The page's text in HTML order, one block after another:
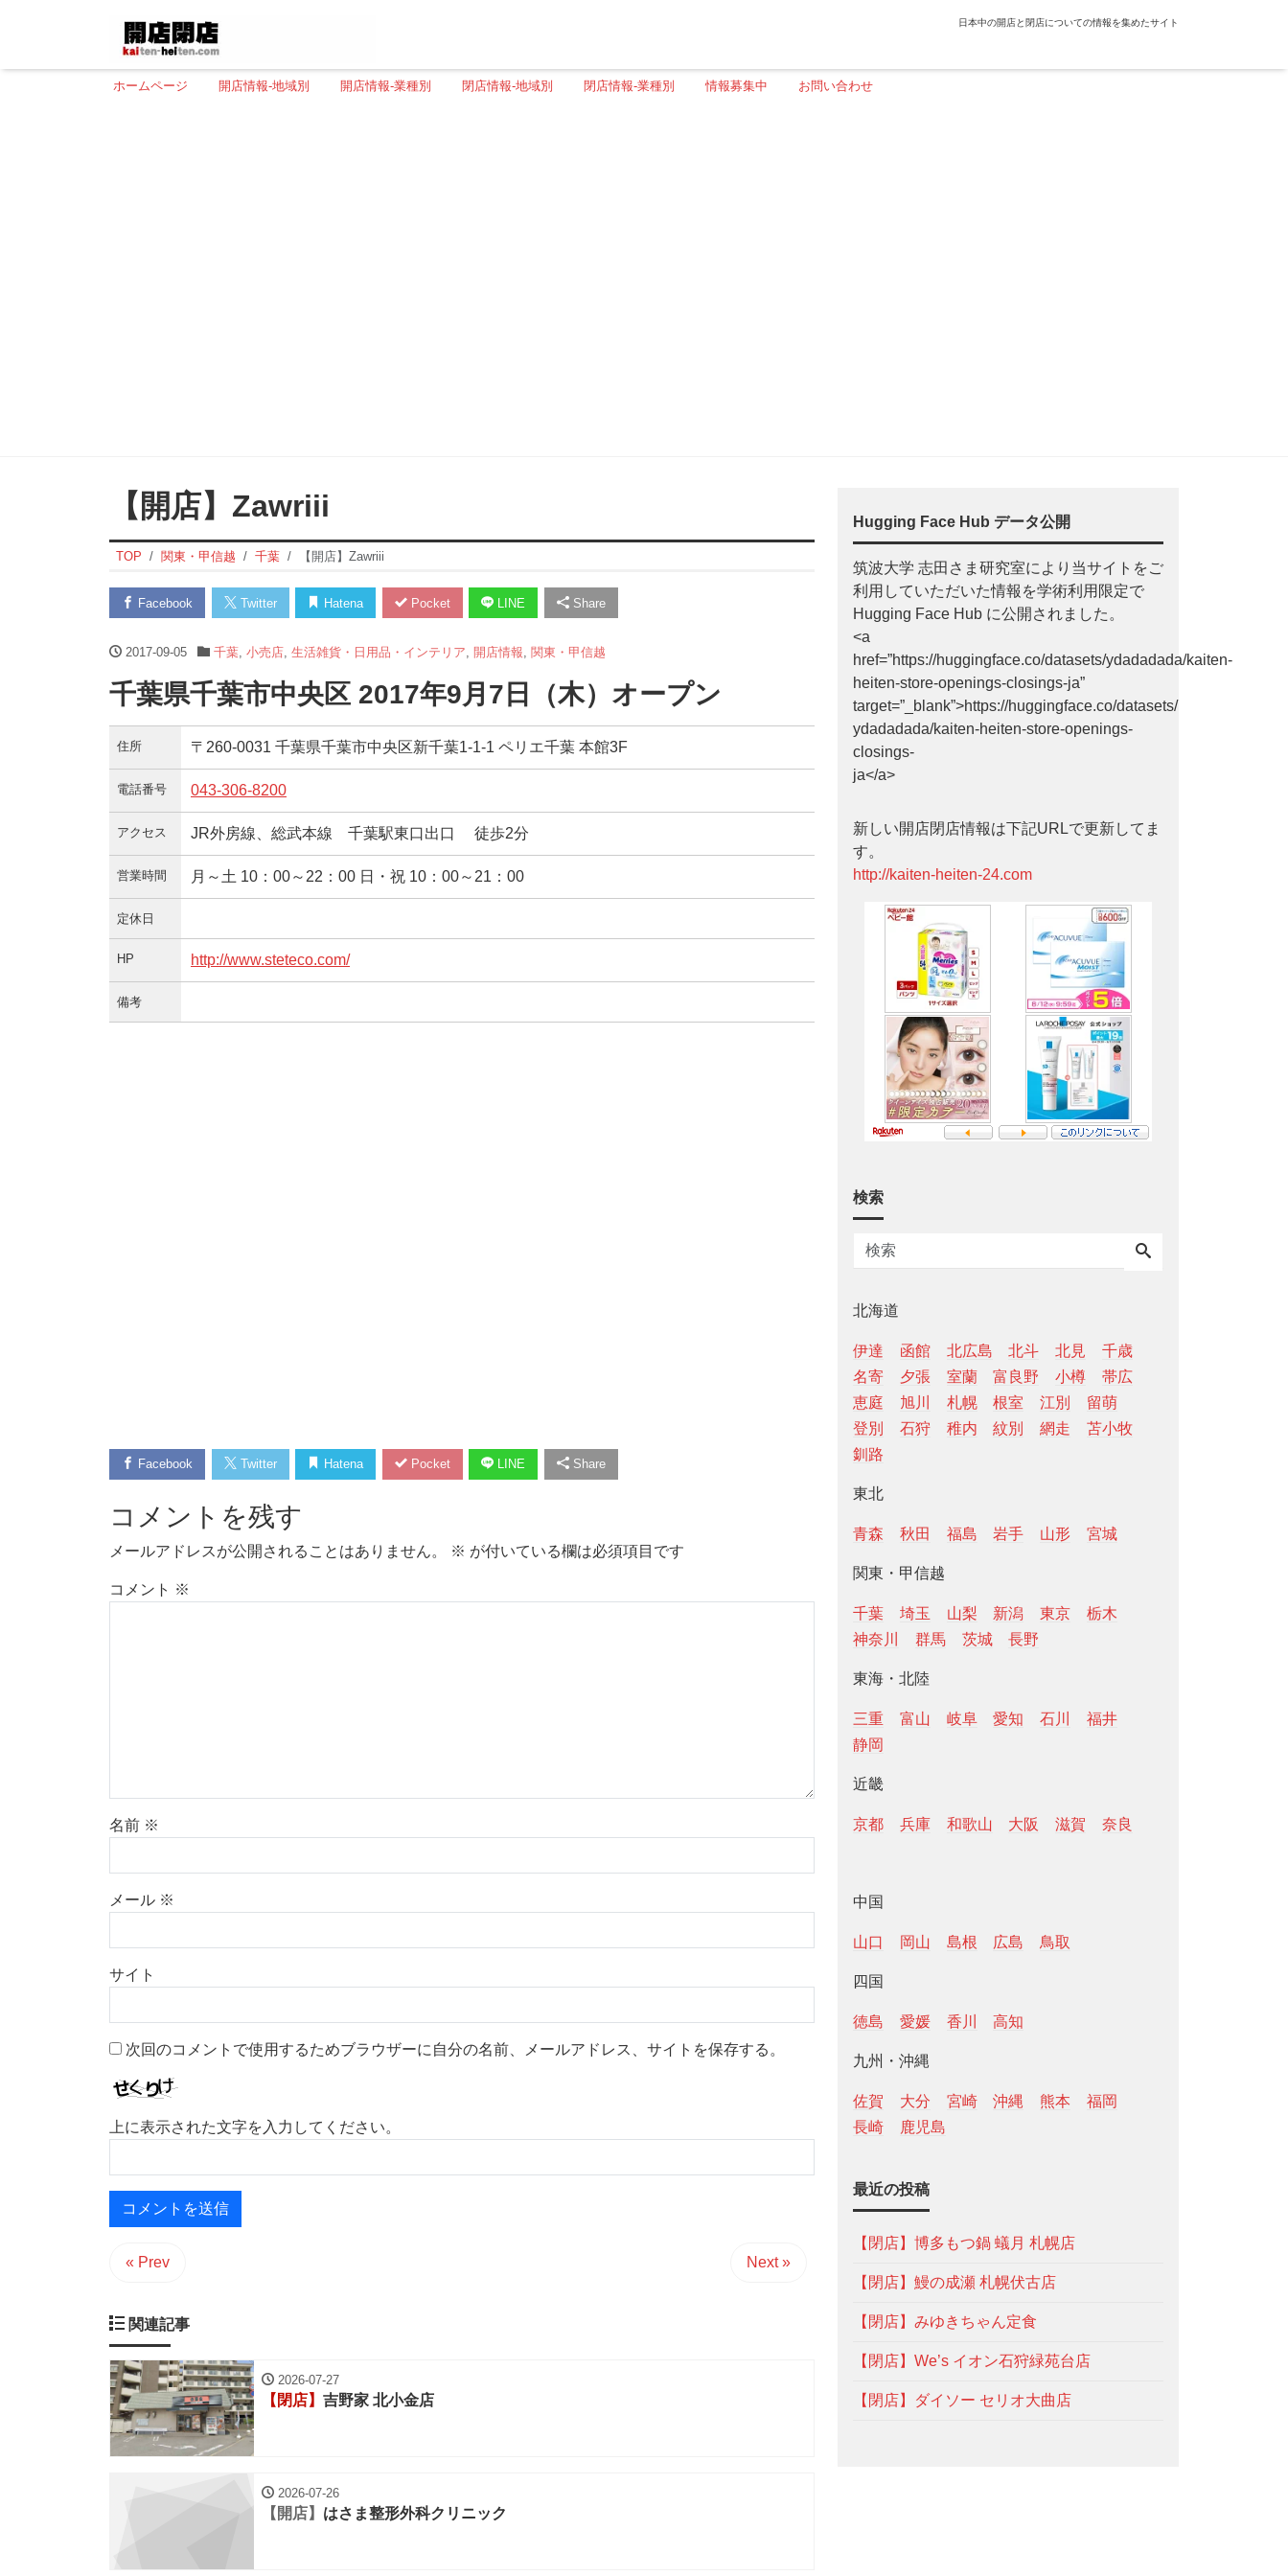
日本中の開店と閉店についての情報を集めたサイト
ホームページ 開店情報-地域別 開店情報-業種別 閉店情報-地域別 閉店情報-業種別 情報募集中 お問い合わせ
【開店】Zawriii
TOP 関東・甲信越 千葉 【開店】Zawriii
Facebook Twitter Hatena Pocket LINE Share
2017-09-05 千葉, 小売店, 生活雑貨・日用品・インテリア 開店情報 関東・甲信越
千葉県千葉市中央区 2017年9月7日（木）オープン
住所 〒260-0031 千葉県千葉市中央区新千葉1-1-1 ペリエ千葉 本館3F
電話番号 043-306-8200
アクセス JR外房線、総武本線 千葉駅東口出口 徒歩2分
営業時間 月～土 10：00～22：00 日・祝 10：00～21：00
定休日
HP http://www.steteco.com/
備考
Facebook Twitter Hatena Pocket LINE Share
コメントを残す
メールアドレスが公開されることはありません。 ※ が付いている欄は必須項目です
コメント ※
名前 ※
メール ※
サイト
次回のコメントで使用するためブラウザーに自分の名前、メールアドレス、サイトを保存する。
上に表示された文字を入力してください。
« Prev Next »
関連記事
2026-07-27
【閉店】 吉野家 北小金店
2026-07-26
【開店】 はさま整形外科クリニック
Hugging Face Hub データ公開
筑波大学 志田さま研究室により当サイトをご
利用していただいた情報を学術利用限定で
Hugging Face Hub に公開されました。
<a
href=”https://huggingface.co/datasets/ydadadada/kaiten-
heiten-store-openings-closings-ja”
target=”_blank”>https://huggingface.co/datasets/
ydadadada/kaiten-heiten-store-openings-
closings-
ja</a>
新しい開店閉店情報は下記URLで更新してま
す。
http://kaiten-heiten-24.com
検索
北海道
伊達 函館 北広島 北斗 北見
千歳
名寄
夕張 室蘭 富良野 小樽
帯広
恵庭
旭川 札幌 根室 江別
留萌
登別
石狩 稚内 紋別 網走
苫小牧
釧路
東北
青森 秋田 福島 岩手 山形 宮城
関東・甲信越
千葉 埼玉 山梨 新潟 東京
栃木
神奈川
群馬 茨城 長野
東海・北陸
三重 富山 岐阜 愛知 石川
福井
静岡
近畿
京都 兵庫 和歌山 大阪 滋賀 奈良
中国
山口 岡山 島根 広島 鳥取
四国
徳島 愛媛 香川 高知
九州・沖縄
佐賀 大分 宮崎 沖縄 熊本
福岡
長崎
鹿児島
最近の投稿
【閉店】博多もつ鍋 蟻月 札幌店
【閉店】鰻の成瀬 札幌伏古店
【閉店】みゆきちゃん定食
【閉店】We’s イオン石狩緑苑台店
【閉店】ダイソー セリオ大曲店